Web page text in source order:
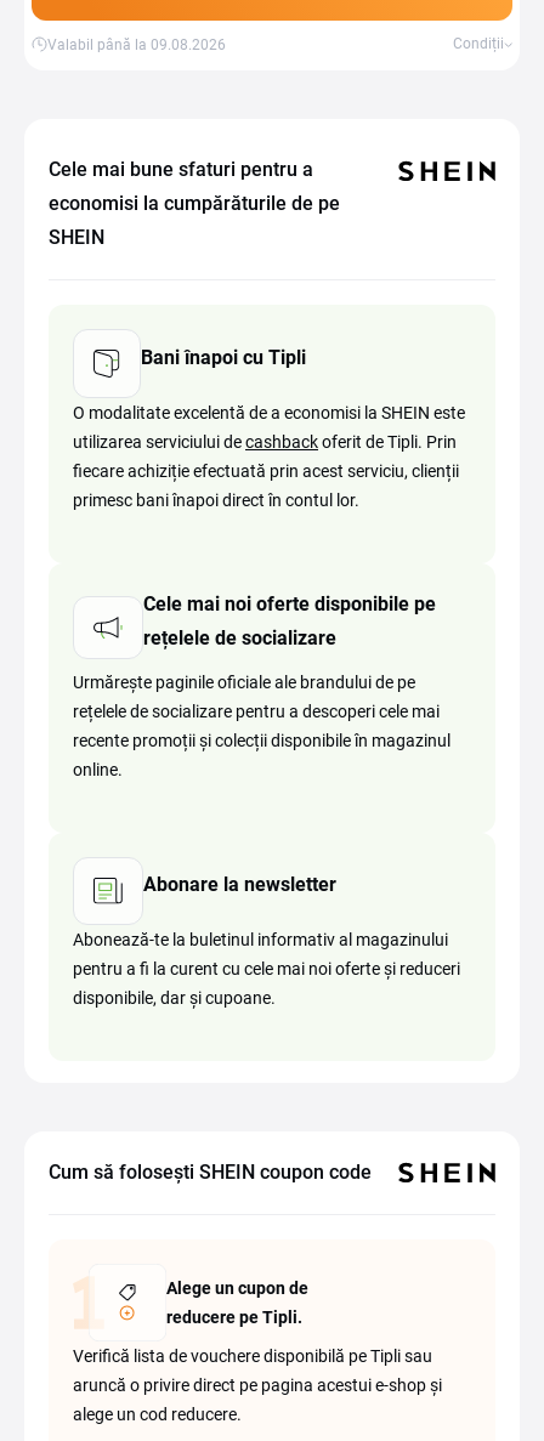
Valabil până la 09.08.2026 Condiții
Cele mai bune sfaturi pentru a
economisi la cumpărăturile de pe
SHEIN
Bani înapoi cu Tipli
O modalitate excelentă de a economisi la SHEIN este
utilizarea serviciului decashbackoferit de Tipli. Prin
fiecare achiziție efectuată prin acest serviciu, clienții
primesc bani înapoi direct în contul lor.
Cele mai noi oferte disponibile pe
rețelele de socializare
Urmărește paginile oficiale ale brandului de pe
rețelele de socializare pentru a descoperi cele mai
recente promoții și colecții disponibile în magazinul
online.
Abonare la newsletter
Abonează-te la buletinul informativ al magazinului
pentru a fi la curent cu cele mai noi oferte și reduceri
disponibile, dar și cupoane.
Cum să folosești SHEIN coupon code
Alege un cupon de
reducere pe Tipli.
Verifică lista de vouchere disponibilă pe Tipli sau
aruncă o privire direct pe pagina acestui e-shop și
alege un cod reducere.